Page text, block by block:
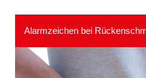
Alarmzeichen bei